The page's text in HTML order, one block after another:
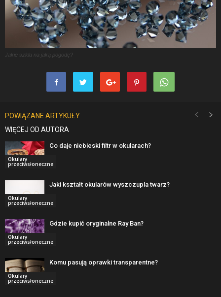
Jakie szkła na jaką pogodę?
POWIĄZANE ARTYKUŁY
WIĘCEJ OD AUTORA
Okulary
przeciwsłoneczne
Co daje niebieski filtr w okularach?
Okulary
przeciwsłoneczne
Jaki kształt okularów wyszczupla twarz?
Okulary
przeciwsłoneczne
Gdzie kupić oryginalne Ray Ban?
Okulary
przeciwsłoneczne
Komu pasują oprawki transparentne?